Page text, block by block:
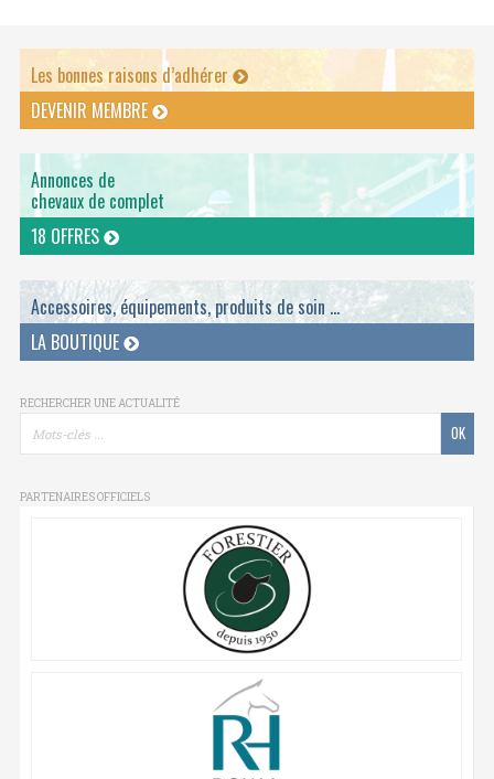
Les bonnes raisons d’adhérer
DEVENIR MEMBRE
Annonces de
chevaux de complet
18 OFFRES
Accessoires, équipements, produits de soin ...
LA BOUTIQUE
RECHERCHER UNE ACTUALITÉ
PARTENAIRES OFFICIELS